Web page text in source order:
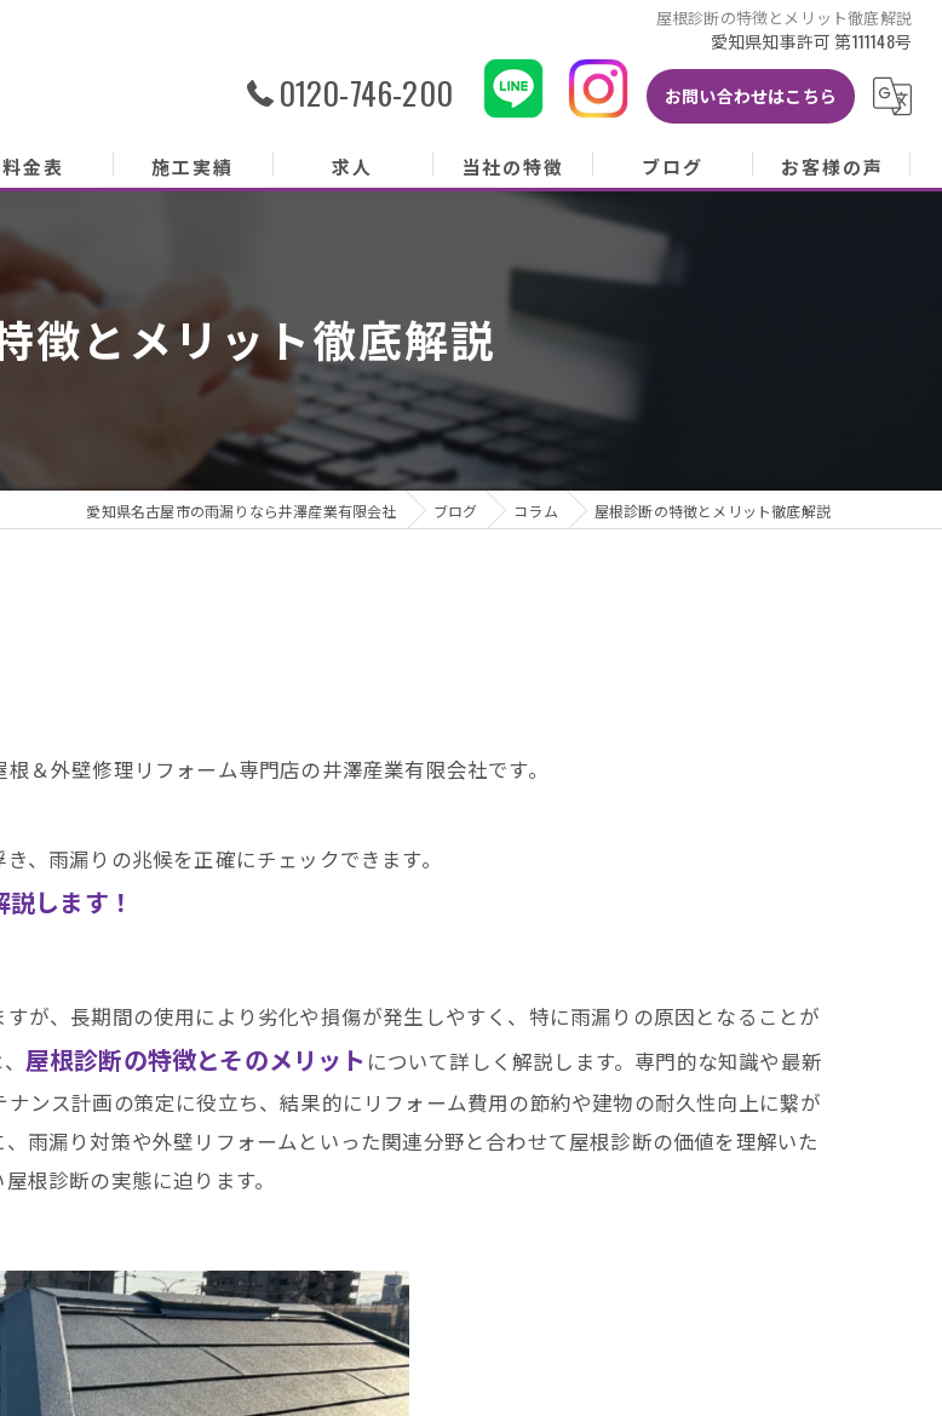
屋根診断の特徴とメリット徹底解説
愛知県知事許可 第111148号
0120-746-200 お問い合わせはこちら
料金表 施工実績 求人 当社の特徴
塗り替え
雨樋
修理
ブログ
ブログ
コラム
お客様の声
徴とメリット徹底解説
愛知県名古屋市の雨漏りなら井澤産業有限会社 ブログ コラム 屋根診断の特徴とメリット徹底解説
＆外壁修理リフォーム専門店の井澤産業有限会社です。
、雨漏りの兆候を正確にチェックできます。
します！
が、長期間の使用により劣化や損傷が発生しやすく、特に雨漏りの原因となることが
屋根診断の特徴とそのメリット について詳しく解説します。専門的な知識や最新
ンス計画の策定に役立ち、結果的にリフォーム費用の節約や建物の耐久性向上に繋が
雨漏り対策や外壁リフォームといった関連分野と合わせて屋根診断の価値を理解いた
根診断の実態に迫ります。